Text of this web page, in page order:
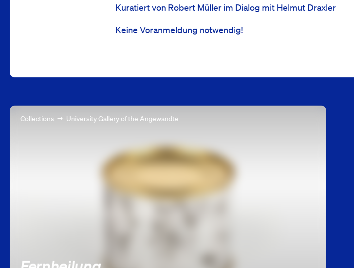
Kuratiert von Robert Müller im Dialog mit Helmut Draxler
Keine Voranmeldung notwendig!
Collections University Gallery of the Angewandte